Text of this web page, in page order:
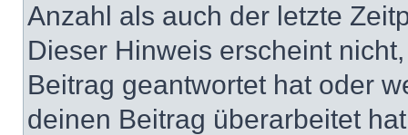
Anzahl als auch der letzte
Dieser Hinweis erscheint
Beitrag geantwortet hat oder
deinen Beitrag überarbeitet